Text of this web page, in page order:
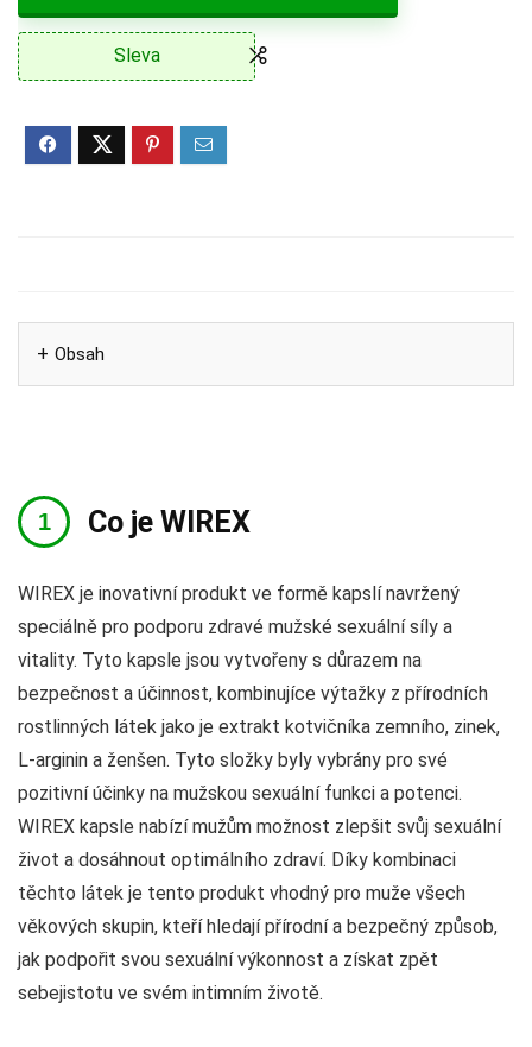
Sleva
Obsah
Co je WIREX
WIREX je inovativní produkt ve formě kapslí navržený
speciálně pro podporu zdravé mužské sexuální síly a
vitality. Tyto kapsle jsou vytvořeny s důrazem na
bezpečnost a účinnost, kombinujíce výtažky z přírodních
rostlinných látek jako je extrakt kotvičníka zemního, zinek,
L-arginin a ženšen. Tyto složky byly vybrány pro své
pozitivní účinky na mužskou sexuální funkci a potenci.
WIREX kapsle nabízí mužům možnost zlepšit svůj sexuální
život a dosáhnout optimálního zdraví. Díky kombinaci
těchto látek je tento produkt vhodný pro muže všech
věkových skupin, kteří hledají přírodní a bezpečný způsob,
jak podpořit svou sexuální výkonnost a získat zpět
sebejistotu ve svém intimním životě.